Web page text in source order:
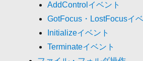
AddControlイベント
GotFocus・LostFocusイ
Initializeイベント
Terminateイベント